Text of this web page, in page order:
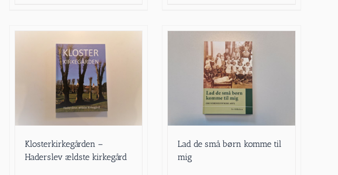
Klosterkirkegården –
Haderslev ældste kirkegård
Lad de små børn komme til
mig